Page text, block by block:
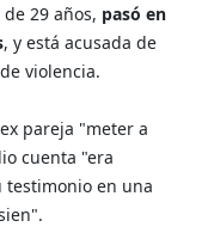
29 años, pasó en
, y está acusada de
violencia.
pareja "meter a
cuenta "era
testimonio en una